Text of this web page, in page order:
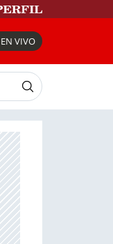
EN VIVO